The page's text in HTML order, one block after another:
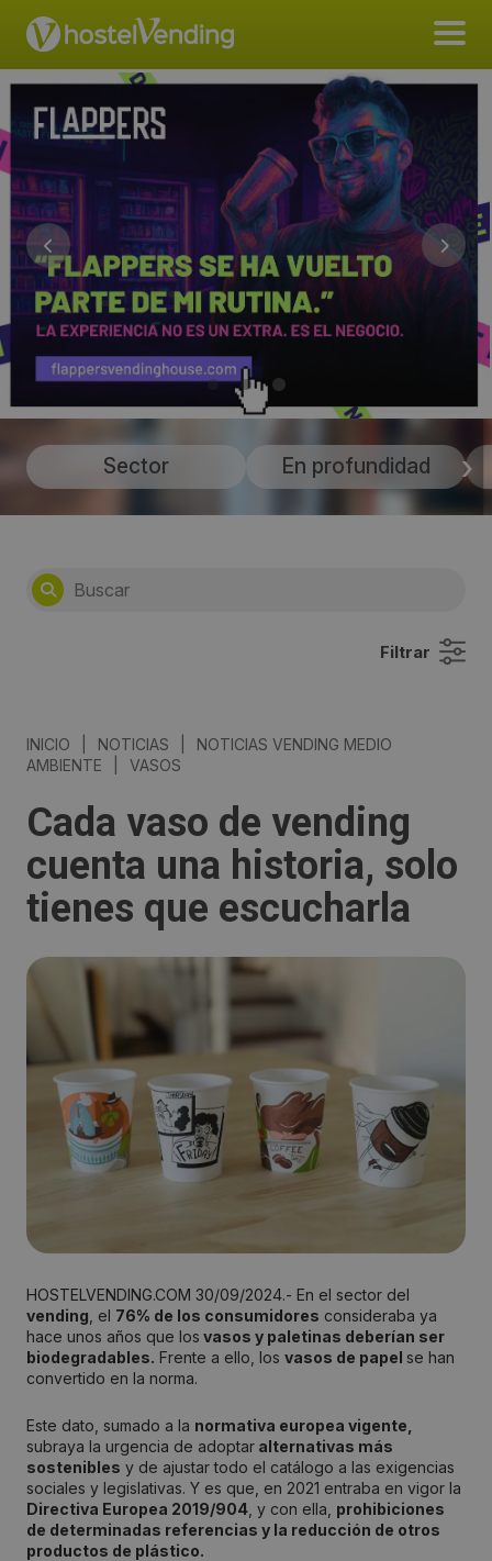
Sector En profundidad
Filtrar
INICIO NOTICIAS
NOTICIAS VENDING MEDIO
AMBIENTE
VASOS
Cada vaso de vending
cuenta una historia, solo
tienes que escucharla
HOSTELVENDING.COM 30/09/2024.- En el sector del
vending , el 76% de los consumidores consideraba ya
hace unos años que los vasos y paletinas deberían ser
biodegradables. Frente a ello, los vasos de papel se han
convertido en la norma.
Este dato, sumado a la normativa europea vigente,
subraya la urgencia de adoptar alternativas más
sostenibles y de ajustar todo el catálogo a las exigencias
sociales y legislativas. Y es que, en 2021 entraba en vigor la
Directiva Europea 2019/904 , y con ella, prohibiciones
de determinadas referencias y la reducción de otros
productos de plástico.